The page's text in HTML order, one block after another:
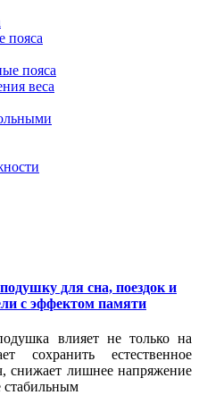
пояса
пояса
веса
для сна, поездок и
с эффектом памяти
влияет не только на
сохранить естественное
снижает лишнее напряжение
стабильным